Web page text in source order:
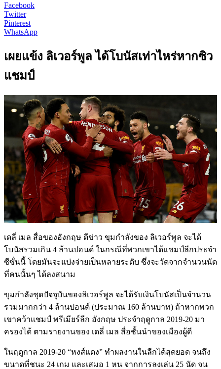
Facebook
Twitter
Pinterest
WhatsApp
เผยแข้ง ลิเวอร์พูล ได้โบนัสเท่าไหร่หากซิว
แชมป์
เดลี่ เมล สื่อของอังกฤษ ตีข่าว ขุมกำลังของ ลิเวอร์พูล จะได้
โบนัสรวมเกิน 4 ล้านปอนด์ ในกรณีที่พวกเขาได้แชมป์ลีกประจำ
ซีซั่นนี้ โดยมันจะแบ่งจ่ายเป็นหลายระดับ ซึ่งจะวัดจากจำนวนนัด
ที่คนนั้นๆ ได้ลงสนาม
ขุมกำลังชุดปัจจุบันของลิเวอร์พูล จะได้รับเงินโบนัสเป็นจำนวน
รวมมากกว่า 4 ล้านปอนด์ (ประมาณ 160 ล้านบาท) ถ้าหากพวก
เขาคว้าแชมป์ พรีเมียร์ลีก อังกฤษ ประจำฤดูกาล 2019-20 มา
ครองได้ ตามรายงานของ เดลี่ เมล สื่อชั้นนำของเมืองผู้ดี
ในฤดูกาล 2019-20 “หงส์แดง” ทำผลงานในลีกได้สุดยอด จนถึง
ขนาดที่ชนะ 24 เกม และเสมอ 1 หน จากการลงเล่น 25 นัด จน